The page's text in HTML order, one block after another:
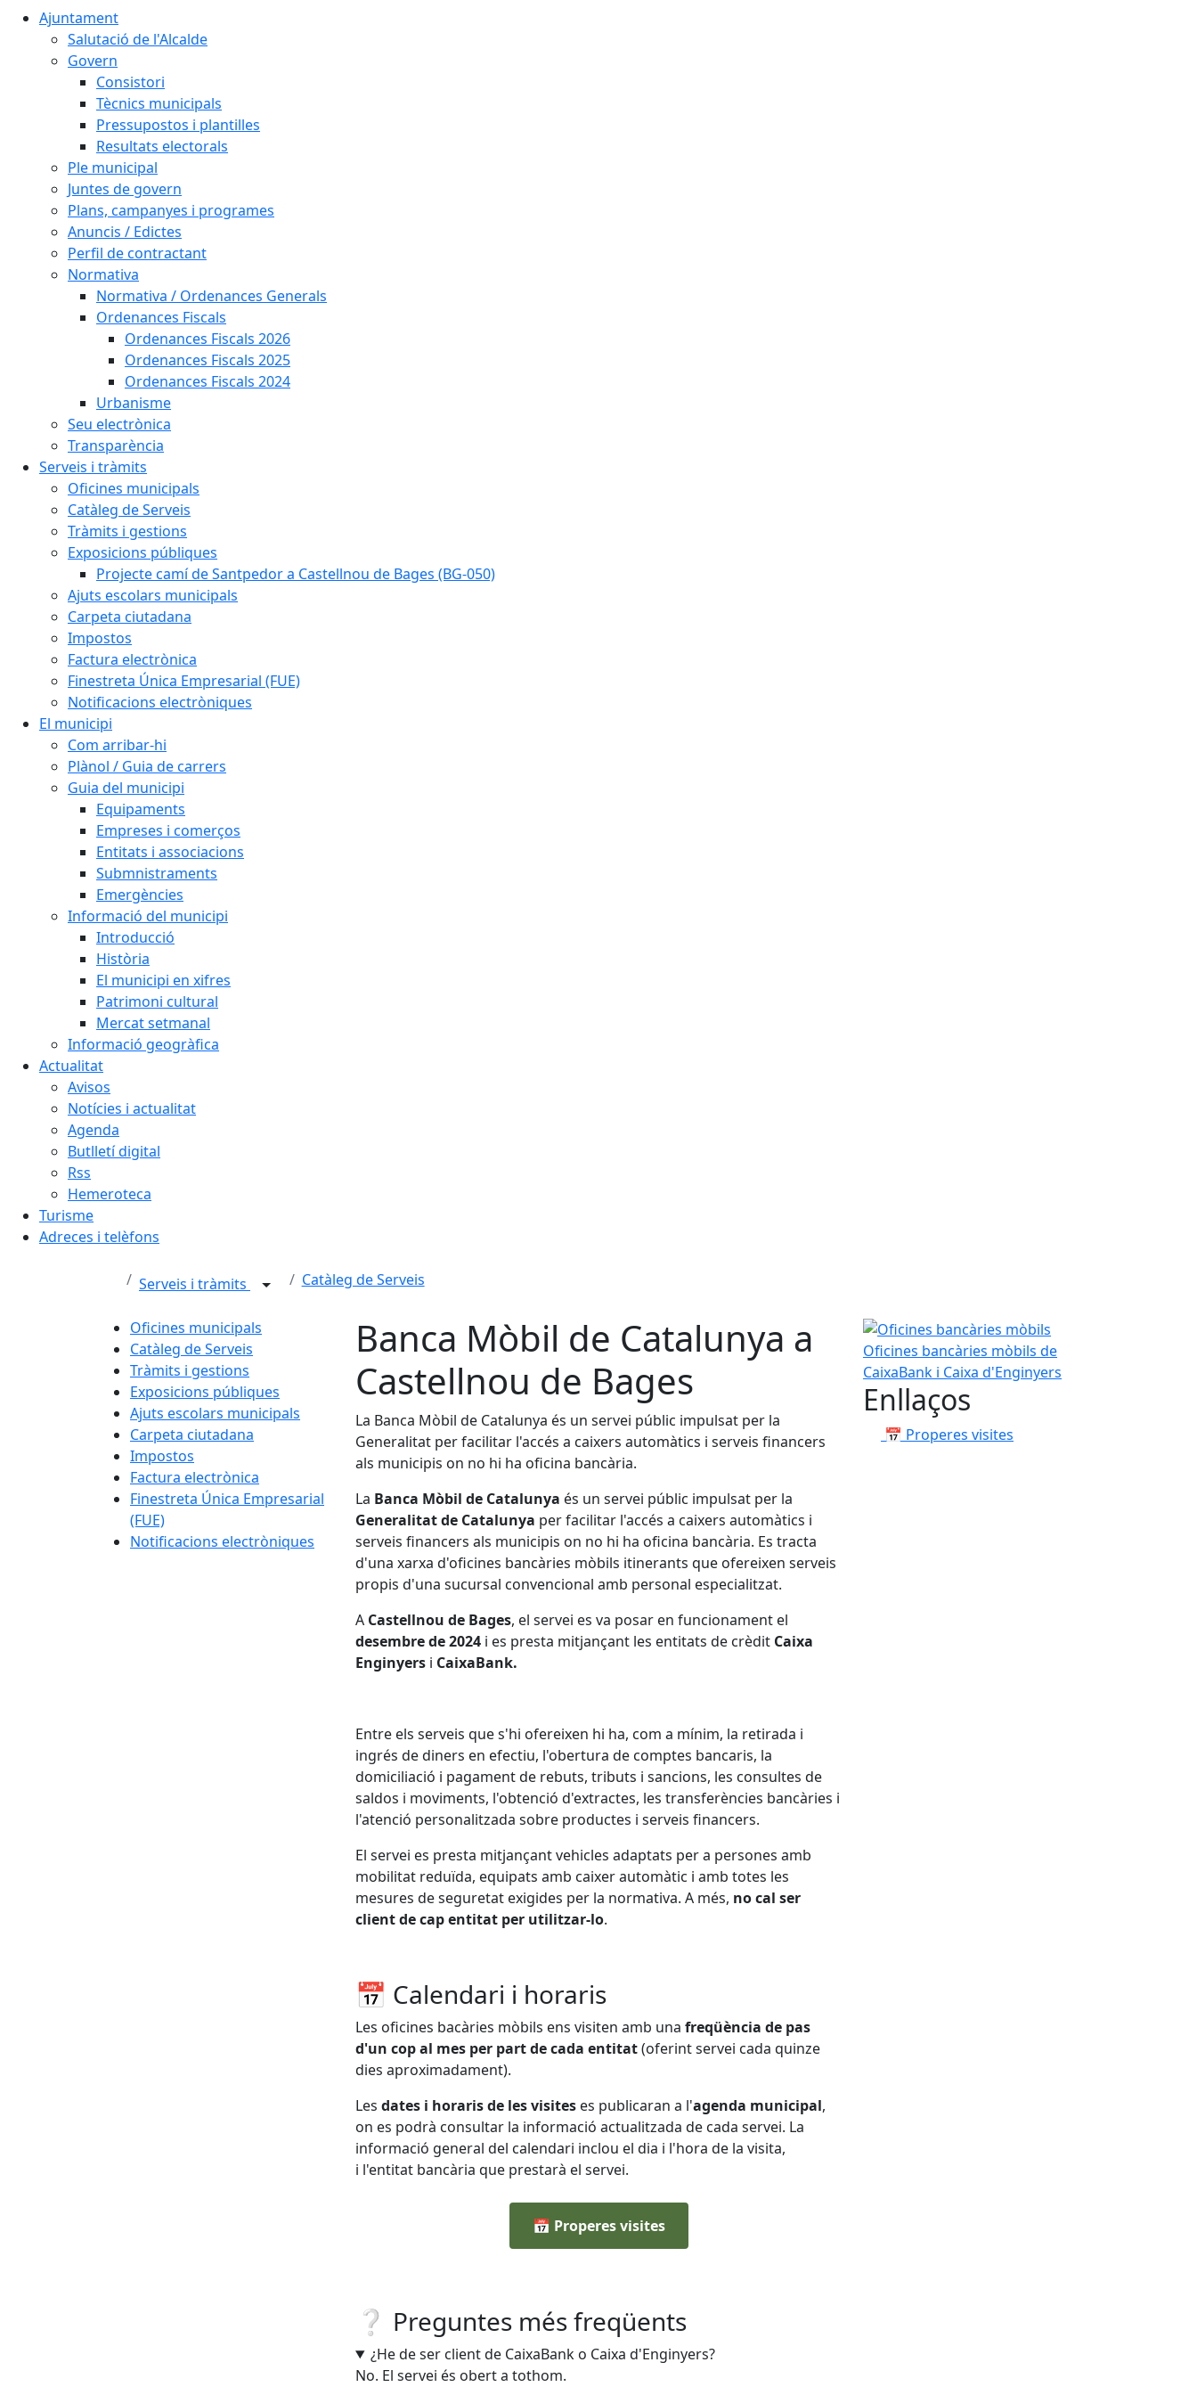
Ajuntament
Salutació de l'Alcalde
Govern
Consistori
Tècnics municipals
Pressupostos i plantilles
Resultats electorals
Ple municipal
Juntes de govern
Plans, campanyes i programes
Anuncis / Edictes
Perfil de contractant
Normativa
Normativa / Ordenances Generals
Ordenances Fiscals
Ordenances Fiscals 2026
Ordenances Fiscals 2025
Ordenances Fiscals 2024
Urbanisme
Seu electrònica
Transparència
Serveis i tràmits
Oficines municipals
Catàleg de Serveis
Tràmits i gestions
Exposicions públiques
Projecte camí de Santpedor a Castellnou de Bages (BG-050)
Ajuts escolars municipals
Carpeta ciutadana
Impostos
Factura electrònica
Finestreta Única Empresarial (FUE)
Notificacions electròniques
El municipi
Com arribar-hi
Plànol / Guia de carrers
Guia del municipi
Equipaments
Empreses i comerços
Entitats i associacions
Submnistraments
Emergències
Informació del municipi
Introducció
Història
El municipi en xifres
Patrimoni cultural
Mercat setmanal
Informació geogràfica
Actualitat
Avisos
Notícies i actualitat
Agenda
Butlletí digital
Rss
Hemeroteca
Turisme
Adreces i telèfons
Serveis i tràmits Catàleg de Serveis
Oficines municipals
Catàleg de Serveis
Tràmits i gestions
Exposicions públiques
Ajuts escolars municipals
Carpeta ciutadana
Impostos
Factura electrònica
Finestreta Única Empresarial
(FUE)
Notificacions electròniques
Banca Mòbil de Catalunya a
Castellnou de Bages
La Banca Mòbil de Catalunya és un servei públic impulsat per la
Generalitat perfacilitar l'accés a caixers automàtics i serveis financers
als municipis on no hi ha oficina bancària.
La Banca Mòbil de Catalunya és un servei públic impulsat per la
Generalitatde Catalunya perfacilitar l'accés a caixers automàtics i
serveis financers als municipis on no hi ha oficina bancària. Es tracta
d'una xarxa d'oficines bancàries mòbils itinerants que ofereixen serveis
propis d'una sucursal convencional amb personal especialitzat.
A Castellnou de Bages, el servei es va posar en funcionament el
desembrede2024 i es presta mitjançant les entitats de crèdit Caixa
Enginyers i CaixaBank.
Entre els serveis ques'hi ofereixen hi ha, com a mínim, la retirada i
ingrés dediners en efectiu, l'obertura de comptes bancaris, la
domiciliació i pagamentde rebuts, tributs i sancions, les consultes de
saldos i moviments, l'obtenció d'extractes, les transferències bancàries i
l'atenció personalitzada sobre productes i serveis financers.
El servei es presta mitjançantvehicles adaptats pera persones amb
mobilitat reduïda, equipats amb caixerautomàtic i amb totes les
mesures deseguretat exigides per la normativa. A més, nocal ser
clientdecapentitat per utilitzar-lo.
📅 Calendari i horaris
Les oficines bacàries mòbils ens visiten amb una freqüència de pas
d'un copal mes per partdecada entitat(oferint servei cada quinze
dies aproximadament).
Les dates i horarisde lesvisites es publicaran a l'agenda municipal,
on es podrà consultar la informació actualitzada de cada servei. La
informació general del calendari inclou el dia i l'hora de la visita,
i l'entitat bancària que prestarà el servei.
📅 Properes visites
❔ Preguntes més freqüents
¿He de ser client de CaixaBank o Caixa d'Enginyers?
No. El servei és obert a tothom.
Oficines bancàries mòbils
Oficines bancàries mòbils de
CaixaBank i Caixa d'Enginyers
Enllaços
📅 Properes visites